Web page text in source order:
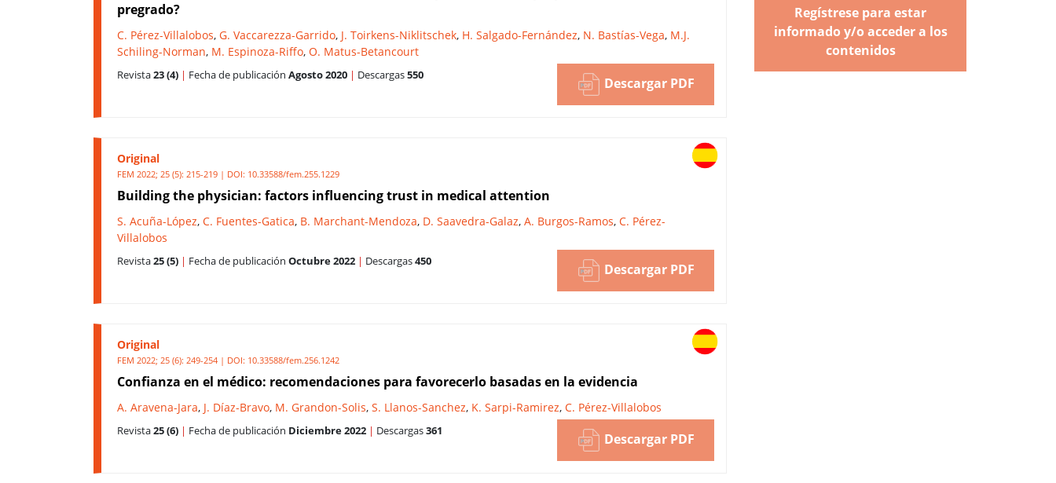
pregrado?
C. Pérez-Villalobos, G. Vaccarezza-Garrido, J. Toirkens-Niklitschek, H. Salgado-Fernández, N. Bastías-Vega, M.J.
Schiling-Norman, M. Espinoza-Riffo, O. Matus-Betancourt
Revista23 (4) | Fecha de publicación Agosto 2020 | Descargas550 Descargar PDF
Original
FEM 2022; 25 (5): 215-219 | DOI: 10.33588/fem.255.1229
Building the physician: factors influencing trust in medical attention
S. Acuña-López, C. Fuentes-Gatica, B. Marchant-Mendoza, D. Saavedra-Galaz, A. Burgos-Ramos, C. Pérez-
Villalobos
Revista25 (5) | Fecha de publicación Octubre 2022 | Descargas450 Descargar PDF
Original
FEM 2022; 25 (6): 249-254 | DOI: 10.33588/fem.256.1242
Confianza en el médico: recomendaciones para favorecerlo basadas en la evidencia
A. Aravena-Jara, J. Díaz-Bravo, M. Grandon-Solis, S. Llanos-Sanchez, K. Sarpi-Ramirez, C. Pérez-Villalobos
Revista25 (6) | Fecha de publicación Diciembre 2022 | Descargas361 Descargar PDF
Regístrese para estar
informado y/o acceder a los
contenidos